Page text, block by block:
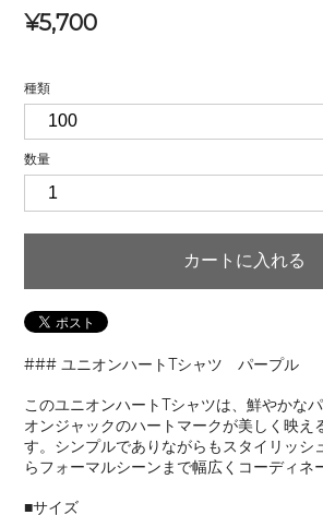
¥5,700
種類
数量
カートに入れる
### ユニオンハートTシャツ パープル
このユニオンハートTシャツは、鮮やかな
オンジャックのハートマークが美しく映え
す。シンプルでありながらもスタイリッシ
らフォーマルシーンまで幅広くコーディネ
■サイズ